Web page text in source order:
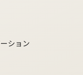
ション